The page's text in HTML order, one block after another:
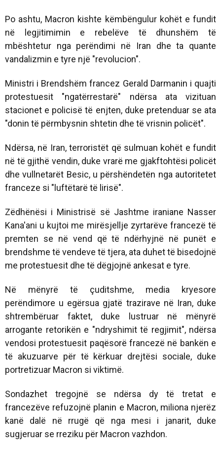
Po ashtu, Macron kishte këmbëngulur kohët e fundit
në legjitimimin e rebelëve të dhunshëm të
mbështetur nga perëndimi në Iran dhe ta quante
vandalizmin e tyre një "revolucion".
Ministri i Brendshëm francez Gerald Darmanin i quajti
protestuesit "ngatërrestarë" ndërsa ata vizituan
stacionet e policisë të enjten, duke pretenduar se ata
"donin të përmbysnin shtetin dhe të vrisnin policët".
Ndërsa, në Iran, terroristët që sulmuan kohët e fundit
në të gjithë vendin, duke vrarë me gjakftohtësi policët
dhe vullnetarët Besic, u përshëndetën nga autoritetet
franceze si "luftëtarë të lirisë".
Zëdhënësi i Ministrisë së Jashtme iraniane Nasser
Kana'ani u kujtoi me mirësjellje zyrtarëve francezë të
premten se në vend që të ndërhyjnë në punët e
brendshme të vendeve të tjera, ata duhet të bisedojnë
me protestuesit dhe të dëgjojnë ankesat e tyre.
Në mënyrë të çuditshme, media kryesore
perëndimore u egërsua gjatë trazirave në Iran, duke
shtrembëruar faktet, duke lustruar në mënyrë
arrogante retorikën e "ndryshimit të regjimit", ndërsa
vendosi protestuesit paqësorë francezë në bankën e
të akuzuarve për të kërkuar drejtësi sociale, duke
portretizuar Macron si viktimë.
Sondazhet tregojnë se ndërsa dy të tretat e
francezëve refuzojnë planin e Macron, miliona njerëz
kanë dalë në rrugë që nga mesi i janarit, duke
sugjeruar se rreziku për Macron vazhdon.